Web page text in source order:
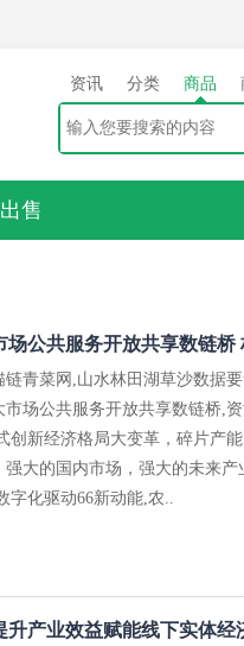
资讯 分类 商品
售
场公共服务开放共享数链
青菜网,山水林田湖草沙数据
市场公共服务开放共享数链桥,
创新经济格局大变革，碎片产
大的国内市场，强大的未来
字化驱动66新动能,农..
升产业效益赋能线下实体